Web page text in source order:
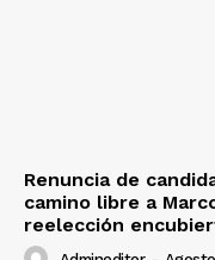
Renuncia de
camino libre a
reelección